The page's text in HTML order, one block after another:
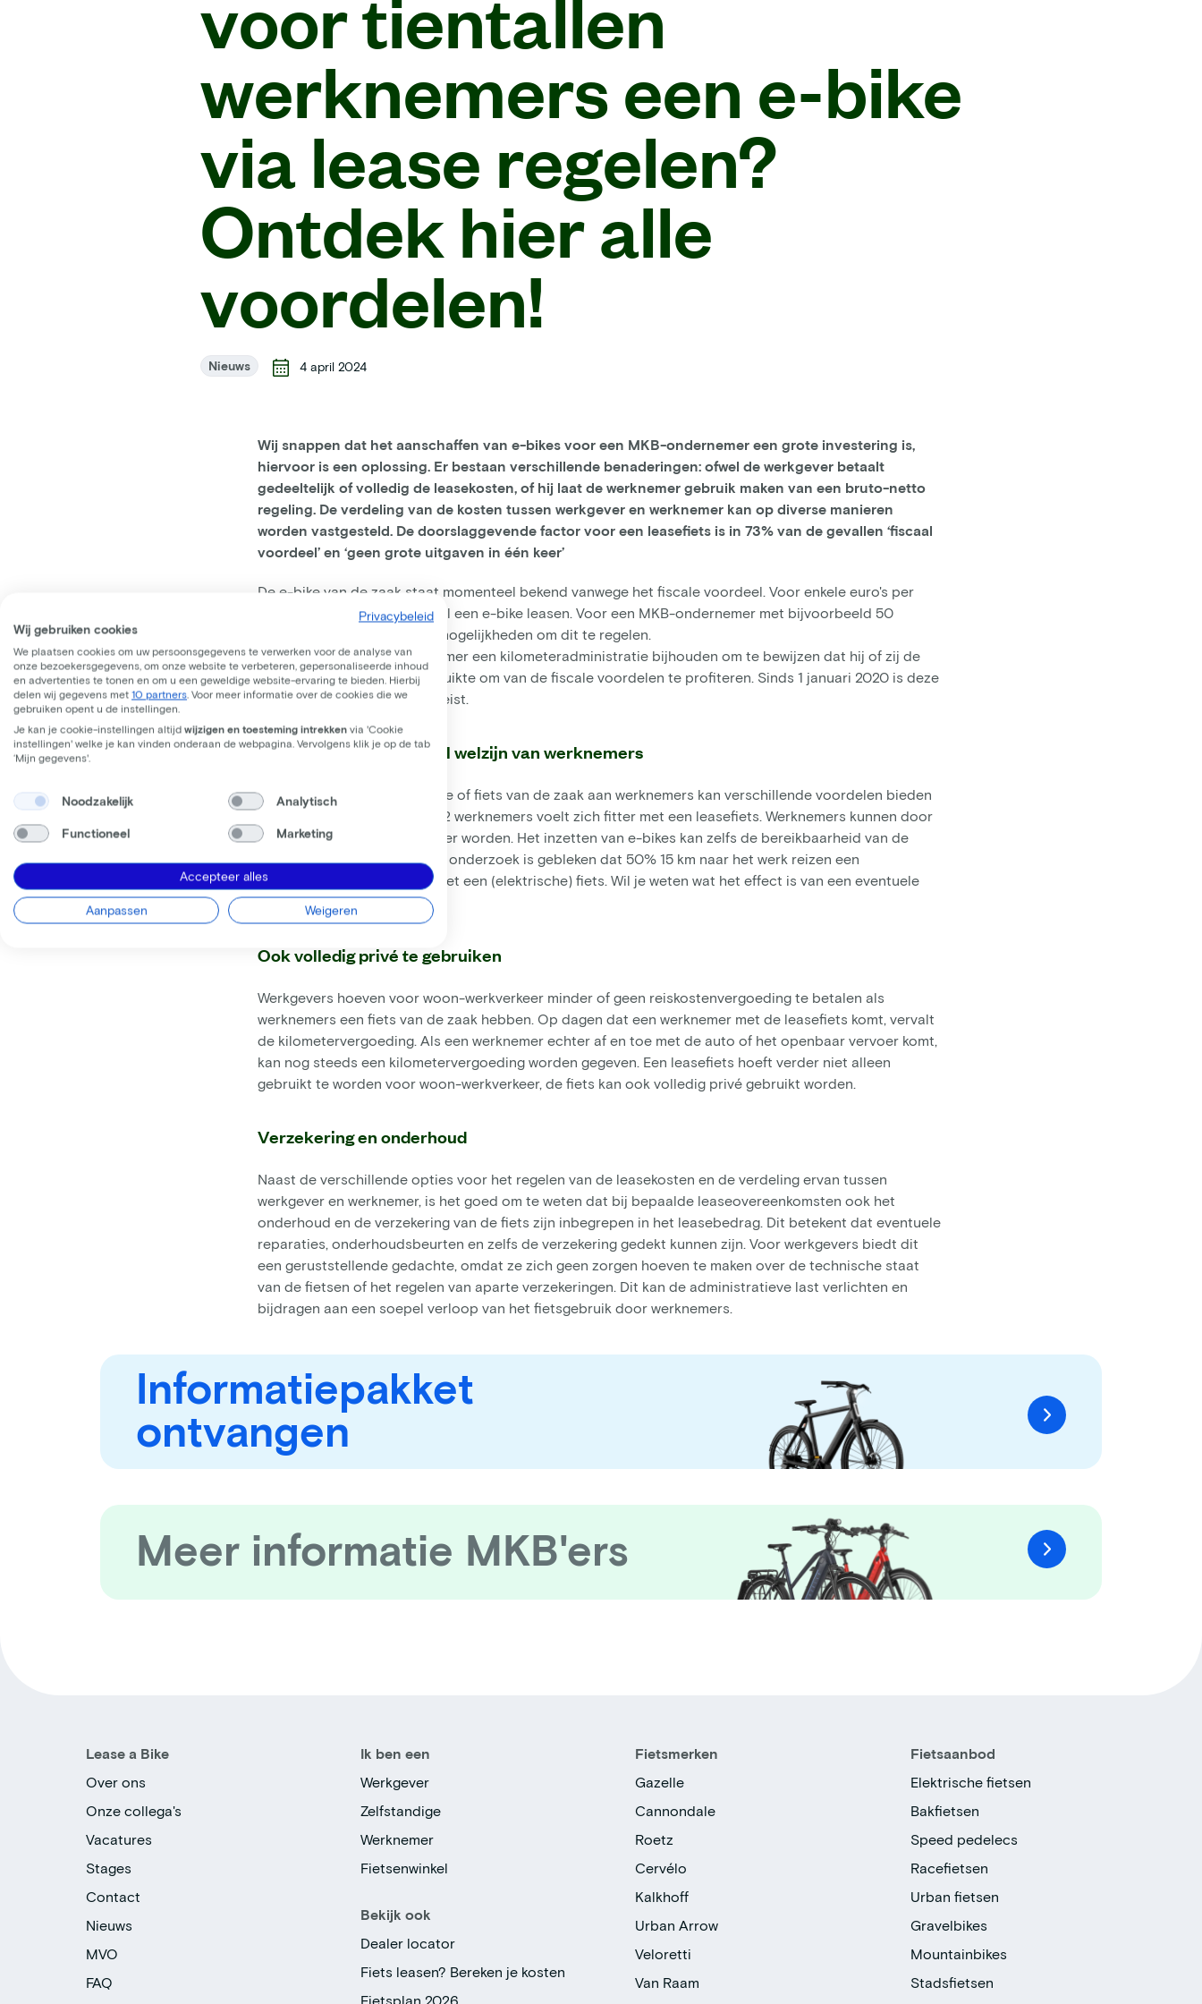
voor tientallen
werknemers een e-bike
via lease regelen?
Ontdek hier alle
voordelen!
Nieuws 4 april 2024
Wij snappen dat het aanschaffen van e-bikes voor een MKB-ondernemer een grote investering is,
hiervoor is een oplossing. Er bestaan verschillende benaderingen: ofwel de werkgever betaalt
gedeeltelijk of volledig de leasekosten, of hij laat de werknemer gebruik maken van een bruto-netto
regeling. De verdeling van de kosten tussen werkgever en werknemer kan op diverse manieren
worden vastgesteld. De doorslaggevende factor voor een leasefiets is in 73% van de gevallen ‘fiscaal
voordeel’ en ‘geen grote uitgaven in één keer’
De e-bike van de zaak staat momenteel bekend vanwege het fiscale voordeel. Voor enkele euro's per
maand kunnen werknemers al een e-bike leasen. Voor een MKB-ondernemer met bijvoorbeeld 50
werknemers, zijn er diverse mogelijkheden om dit te regelen.
Voorheen moest een werknemer een kilometeradministratie bijhouden om te bewijzen dat hij of zij de
fiets daadwerkelijk veel gebruikte om van de fiscale voordelen te profiteren. Sinds 1 januari 2020 is deze
administratie niet langer vereist.
Vitaliteit van en mentaal welzijn van werknemers
Het aanbieden van een e-bike of fiets van de zaak aan werknemers kan verschillende voordelen bieden
voor een werkgever. 1 op de 2 werknemers voelt zich fitter met een leasefiets. Werknemers kunnen door
het fietsen gezonder en vitaler worden. Het inzetten van e-bikes kan zelfs de bereikbaarheid van de
onderneming verbeteren. Uit onderzoek is gebleken dat 50% 15 km naar het werk reizen een
acceptabele afstand vindt met een (elektrische) fiets. Wil je weten wat het effect is van een eventuele
werkgeversbijdrage?
Ook volledig privé te gebruiken
Werkgevers hoeven voor woon-werkverkeer minder of geen reiskostenvergoeding te betalen als
werknemers een fiets van de zaak hebben. Op dagen dat een werknemer met de leasefiets komt, vervalt
de kilometervergoeding. Als een werknemer echter af en toe met de auto of het openbaar vervoer komt,
kan nog steeds een kilometervergoeding worden gegeven. Een leasefiets hoeft verder niet alleen
gebruikt te worden voor woon-werkverkeer, de fiets kan ook volledig privé gebruikt worden.
Verzekering en onderhoud
Naast de verschillende opties voor het regelen van de leasekosten en de verdeling ervan tussen
werkgever en werknemer, is het goed om te weten dat bij bepaalde leaseovereenkomsten ook het
onderhoud en de verzekering van de fiets zijn inbegrepen in het leasebedrag. Dit betekent dat eventuele
reparaties, onderhoudsbeurten en zelfs de verzekering gedekt kunnen zijn. Voor werkgevers biedt dit
een geruststellende gedachte, omdat ze zich geen zorgen hoeven te maken over de technische staat
van de fietsen of het regelen van aparte verzekeringen. Dit kan de administratieve last verlichten en
bijdragen aan een soepel verloop van het fietsgebruik door werknemers.
Informatiepakket
ontvangen
Meer informatie MKB'ers
Lease a Bike
Over ons
Onze collega's
Vacatures
Stages
Contact
Nieuws
MVO
FAQ
Ik ben een
Werkgever
Zelfstandige
Werknemer
Fietsenwinkel
Bekijk ook
Dealer locator
Fiets leasen? Bereken je kosten
Fietsplan 2026
Fietsmerken
Gazelle
Cannondale
Roetz
Cervélo
Kalkhoff
Urban Arrow
Veloretti
Van Raam
Fietsaanbod
Elektrische fietsen
Bakfietsen
Speed pedelecs
Racefietsen
Urban fietsen
Gravelbikes
Mountainbikes
Stadsfietsen
Privacybeleid
Wij gebruiken cookies
We plaatsen cookies om uw persoonsgegevens te verwerken voor de analyse van
onze bezoekersgegevens, om onze website te verbeteren, gepersonaliseerde inhoud
en advertenties te tonen en om u een geweldige website-ervaring te bieden. Hierbij
delen wij gegevens met 10 partners . Voor meer informatie over de cookies die we
gebruiken opent u de instellingen.
Je kan je cookie-instellingen altijd wijzigen en toesteming intrekken via 'Cookie
instellingen' welke je kan vinden onderaan de webpagina. Vervolgens klik je op de tab
‘Mijn gegevens'.
Noodzakelijk Analytisch
Functioneel Marketing
Accepteer alles
Aanpassen Weigeren